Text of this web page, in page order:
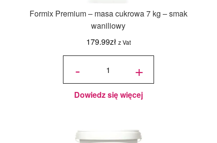
Formix Premium – masa cukrowa 7 kg – smak
waniliowy
179.99zł z Vat
-
ilość
- masa
cukrowa
7 kg -
smak
waniliowy
+
Dowiedz się więcej